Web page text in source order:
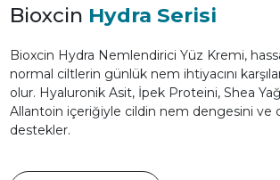
Bioxcin Hydra Serisi
Bioxcin Hydra Nemlendirici Yüz Kremi,
normal ciltlerin günlük nem ihtiyacını
olur. Hyaluronik Asit, İpek Proteini, Shea
Allantoin içeriğiyle cildin nem dengesini ve
destekler.